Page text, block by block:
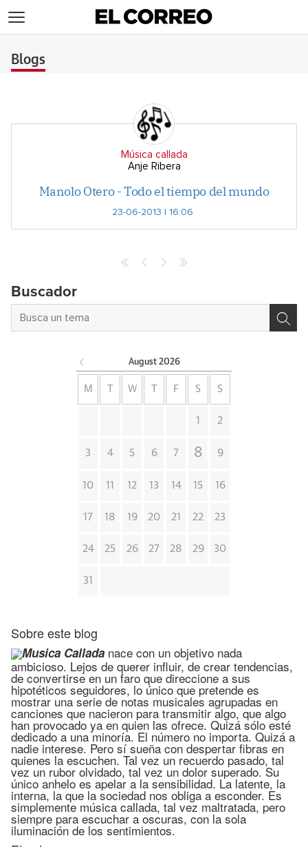
Blogs
Música callada
Anje Ribera
Manolo Otero - Todo el tiempo del mundo
23-06-2013 | 16:06
Buscador
August 2026
M W F S S
1 2
3 4 5 6 7 8 9
10 11 12 13 14 15 16
17 18 19 20 21 22 23
24 25 26 27 28 29 30
31
Sobre este blog
Musica Callada nace con un objetivo nada
ambicioso. Lejos de querer influir, de crear tendencias,
de convertirse en un faro que direccione a sus
hipotéticos seguidores, lo único que pretende es
mostrar una serie de notas musicales agrupadas en
canciones que nacieron para transmitir algo, que algo
han provocado ya en quien las ofrece. Quizá sólo esté
dedicado a una minoría. El número no importa. Quizá a
nadie interese. Pero sí sueña con despertar fibras en
quienes la escuchen. Tal vez un recuerdo pasado, tal
vez un rubor olvidado, tal vez un dolor superado. Su
único anhelo es apelar a la sensibilidad. La latente, la
interna, la que la sociedad nos obliga a esconder. Es
simplemente música callada, tal vez maltratada, pero
siempre para escuchar a oscuras, con la sola
iluminación de los sentimientos.